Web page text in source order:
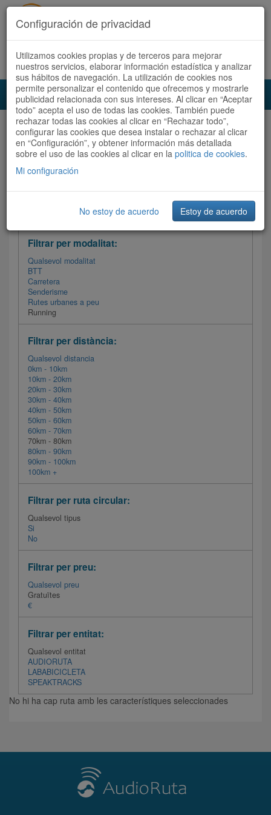
Accedeix Registra't ara Español Català
Audioruta Totes les rutes
Totes les rutes Ordenar per:Més recents/ Dificultat /
Filtrar les rutes
Filtrar per modalitat:
Qualsevol modalitat
BTT
Carretera
Senderisme
Rutes urbanes a peu
Running
Filtrar per distància:
Qualsevol distancia
0km - 10km
10km - 20km
20km - 30km
30km - 40km
40km - 50km
50km - 60km
60km - 70km
70km - 80km
80km - 90km
90km - 100km
100km +
Filtrar per ruta circular:
Qualsevol tipus
Si
No
Filtrar per preu:
Qualsevol preu
Gratuïtes
€
Filtrar per entitat:
Qualsevol entitat
AUDIORUTA
LABABICICLETA
SPEAKTRACKS
No hi ha cap ruta amb les característiques seleccionades
Configuración de privacidad
Utilizamos cookies propias y de terceros para mejorar
nuestros servicios, elaborar información estadística y analizar
sus hábitos de navegación. La utilización de cookies nos
permite personalizar el contenido que ofrecemos y mostrarle
publicidad relacionada con sus intereses. Al clicar en “Aceptar
todo” acepta el uso de todas las cookies. También puede
rechazar todas las cookies al clicar en “Rechazar todo”,
configurar las cookies que desea instalar o rechazar al clicar
en “Configuración”, y obtener información más detallada
sobre el uso de las cookies al clicar en la politica de cookies.
Mi configuración
No estoy de acuerdo Estoy de acuerdo